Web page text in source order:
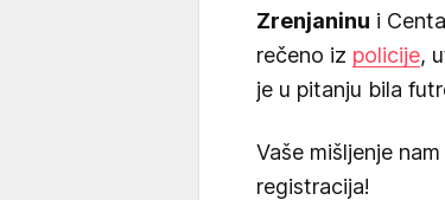
Zrenjaninu i
rečeno iz policije,
je u pitanju bila
Vaše mišljenje
registracija!